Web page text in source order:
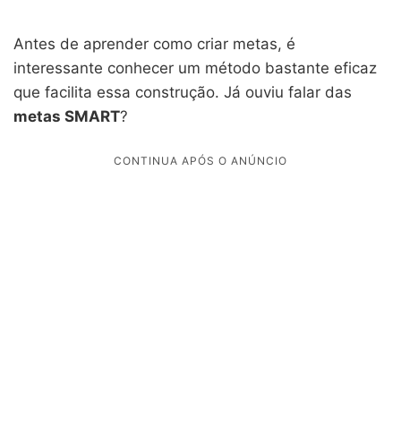
Antes de aprender como criar metas, é
interessante conhecer um método bastante eficaz
que facilita essa construção. Já ouviu falar das
metas SMART?